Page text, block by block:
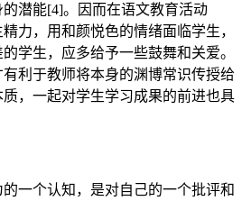
潜能[4]。因而在语文教育活动
力，用和颜悦色的情绪面临学生，
学生，应多给予一些鼓舞和关爱。
利于教师将本身的渊博常识传授给
，一起对学生学习成果的前进也具
一个认知，是对自己的一个批评和